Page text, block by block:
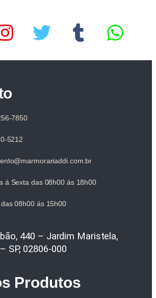
7850
5212
á Sexta das 08h00 ás 18h00
08h00 ás 15h00
440 – Jardim Maristela,
SP, 02806-000
Produtos